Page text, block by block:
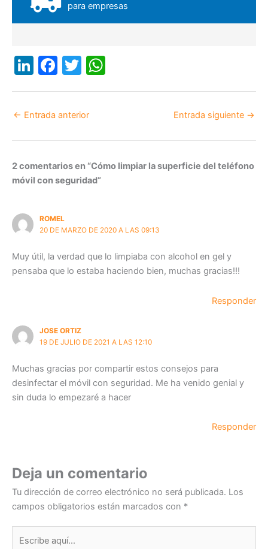
para empresas
Li
e
dI
n
F
e
b
o
o
T
er
A
p
← Entrada anterior Entrada siguiente →
2 comentarios en “Cómo limpiar la superficie del teléfono
móvil con seguridad”
ROMEL
20 DE MARZO DE 2020 A LAS 09:13
Muy útil, la verdad que lo limpiaba con alcohol en gel y
pensaba que lo estaba haciendo bien, muchas gracias!!!
Responder
JOSE ORTIZ
19 DE JULIO DE 2021 A LAS 12:10
Muchas gracias por compartir estos consejos para
desinfectar el móvil con seguridad. Me ha venido genial y
sin duda lo empezaré a hacer
Responder
Deja un comentario
Tu dirección de correo electrónico no será publicada. Los
campos obligatorios están marcados con *